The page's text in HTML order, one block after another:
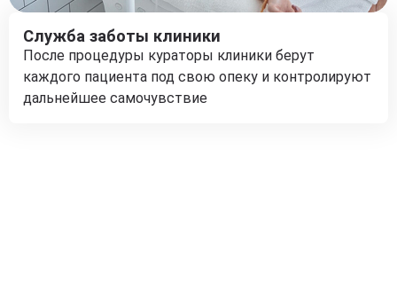
Служба заботы клиники
После процедуры кураторы клиники берут
каждого пациента под свою опеку и контролируют
дальнейшее самочувствие